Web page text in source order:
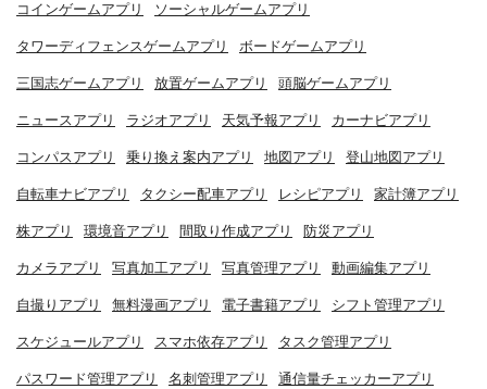
コインゲームアプリ ソーシャルゲームアプリ
タワーディフェンスゲームアプリ ボードゲームアプリ
三国志ゲームアプリ 放置ゲームアプリ 頭脳ゲームアプリ
ニュースアプリ ラジオアプリ 天気予報アプリ カーナビアプリ
コンパスアプリ 乗り換え案内アプリ 地図アプリ 登山地図アプリ
自転車ナビアプリ タクシー配車アプリ レシピアプリ 家計簿アプリ
株アプリ 環境音アプリ 間取り作成アプリ 防災アプリ
カメラアプリ 写真加工アプリ 写真管理アプリ 動画編集アプリ
自撮りアプリ 無料漫画アプリ 電子書籍アプリ シフト管理アプリ
スケジュールアプリ スマホ依存アプリ タスク管理アプリ
パスワード管理アプリ 名刺管理アプリ 通信量チェッカーアプリ